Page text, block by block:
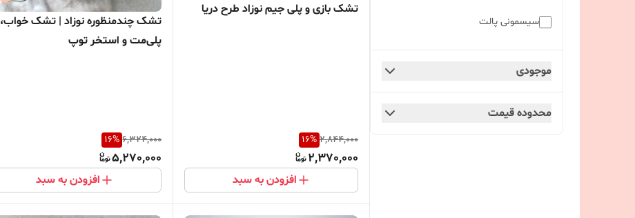
سیسمونی پالت
موجودی
محدوده قیمت
تشک بازی و پلی جیم نوزاد طرح دریا
2,844,000
16%
2,370,000
افزودن به سبد
تشک چندمنظوره نوزاد | تشک خواب،
پلی‌مت و استخر توپ
6,324,000
16%
5,270,000
افزودن به سبد